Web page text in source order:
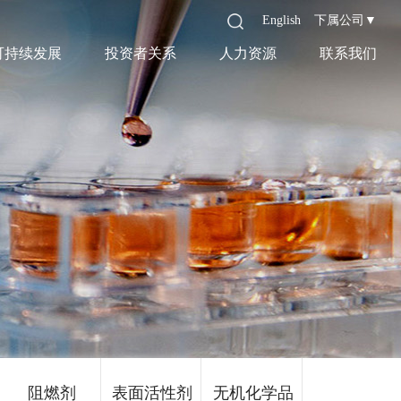
下属公司▼
English
持续发展 投资者关系 人力资源 联系我们
阻燃剂 表面活性剂 无机化学品